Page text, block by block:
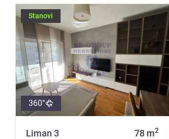
Stanovi
360°
Liman 3 78 m2